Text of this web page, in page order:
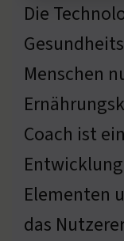
Die
Menschen
Coach ist
Elementen
das